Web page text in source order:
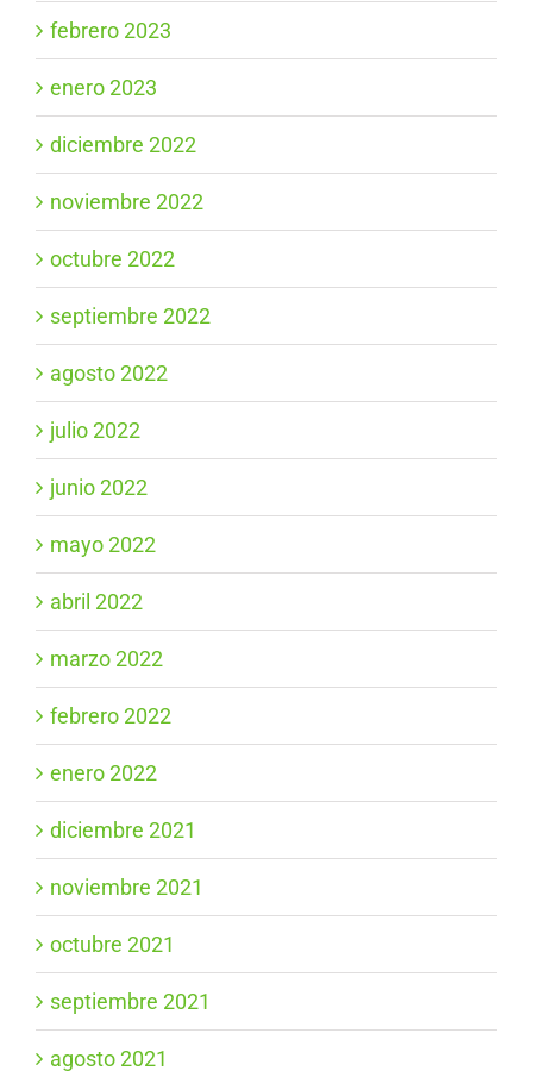
febrero 2023
enero 2023
diciembre 2022
noviembre 2022
octubre 2022
septiembre 2022
agosto 2022
julio 2022
junio 2022
mayo 2022
abril 2022
marzo 2022
febrero 2022
enero 2022
diciembre 2021
noviembre 2021
octubre 2021
septiembre 2021
agosto 2021